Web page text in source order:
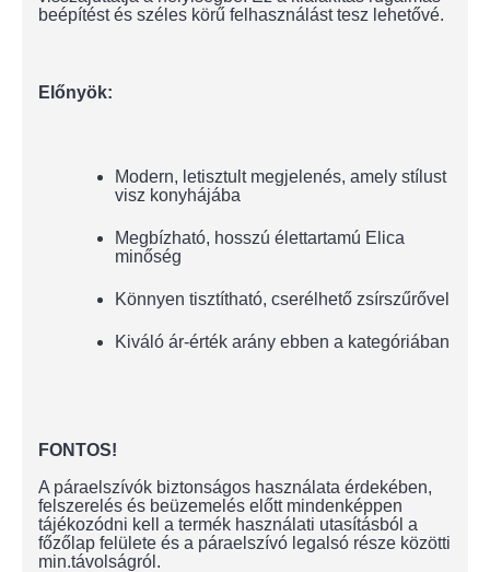
beépítést és széles körű felhasználást tesz lehetővé.
Előnyök:
Modern, letisztult megjelenés, amely stílust
visz konyhájába
Megbízható, hosszú élettartamú Elica
minőség
Könnyen tisztítható, cserélhető zsírszűrővel
Kiváló ár-érték arány ebben a kategóriában
FONTOS!
A páraelszívók biztonságos használata érdekében,
felszerelés és beüzemelés előtt mindenképpen
tájékozódni kell a termék használati utasításból a
főzőlap felülete és a páraelszívó legalsó része közötti
min.távolságról.